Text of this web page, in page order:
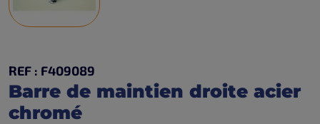
REF : F409089
Barre de maintien droite acier
chromé